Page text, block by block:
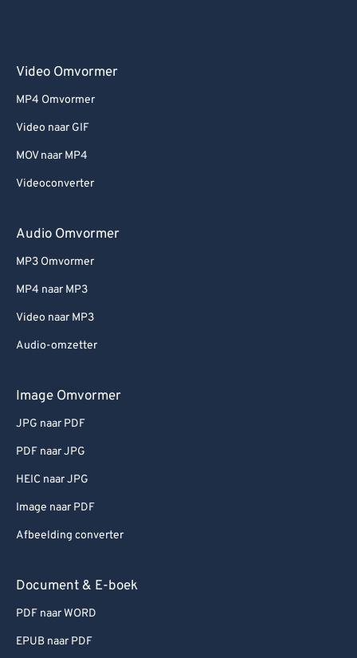
Video Omvormer
MP4 Omvormer
Video naar GIF
MOV naar MP4
Videoconverter
Audio Omvormer
MP3 Omvormer
MP4 naar MP3
Video naar MP3
Audio-omzetter
Image Omvormer
JPG naar PDF
PDF naar JPG
HEIC naar JPG
Image naar PDF
Afbeelding converter
Document & E-boek
PDF naar WORD
EPUB naar PDF